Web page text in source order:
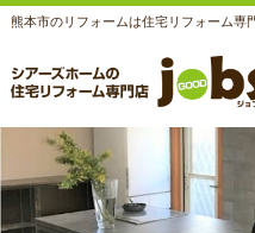
熊本市のリフォームは住宅リフォーム専